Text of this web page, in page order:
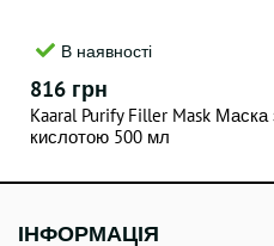
В наявності
816 грн
Kaaral Purify Filler Mask Маска
кислотою 500 мл
ІНФОРМАЦІЯ